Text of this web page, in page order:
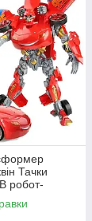
Тачки
робот-